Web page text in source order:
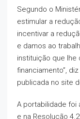
Segundo o
estimular a
incentivar a
e damos ao
instituição que
financiamento”,
publicada no site
A portabilidade foi
e na Resolução